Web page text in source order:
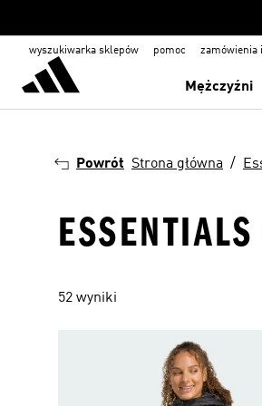
wyszukiwarka sklepów pomoc zamówienia
Mężczyźni
Powrót Strona główna
52 wyniki